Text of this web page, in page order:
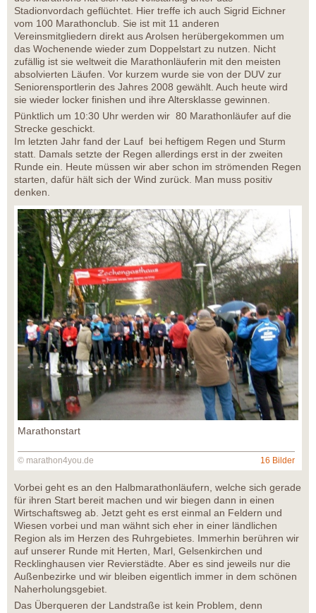
Stadionvordach geflüchtet. Hier treffe ich auch Sigrid Eichner
vom 100 Marathonclub. Sie ist mit 11 anderen
Vereinsmitgliedern direkt aus Arolsen herübergekommen um
das Wochenende wieder zum Doppelstart zu nutzen. Nicht
zufällig ist sie weltweit die Marathonläuferin mit den meisten
absolvierten Läufen. Vor kurzem wurde sie von der DUV zur
Seniorensportlerin des Jahres 2008 gewählt. Auch heute wird
sie wieder locker finishen und ihre Altersklasse gewinnen.
Pünktlich um 10:30 Uhr werden wir 80 Marathonläufer auf die
Strecke geschickt.
Im letzten Jahr fand der Lauf bei heftigem Regen und Sturm
statt. Damals setzte der Regen allerdings erst in der zweiten
Runde ein. Heute müssen wir aber schon im strömenden Regen
starten, dafür hält sich der Wind zurück. Man muss positiv
denken.
Marathonstart
© marathon4you.de 16 Bilder
Vorbei geht es an den Halbmarathonläufern, welche sich gerade
für ihren Start bereit machen und wir biegen dann in einen
Wirtschaftsweg ab. Jetzt geht es erst einmal an Feldern und
Wiesen vorbei und man wähnt sich eher in einer ländlichen
Region als im Herzen des Ruhrgebietes. Immerhin berühren wir
auf unserer Runde mit Herten, Marl, Gelsenkirchen und
Recklinghausen vier Revierstädte. Aber es sind jeweils nur die
Außenbezirke und wir bleiben eigentlich immer in dem schönen
Naherholungsgebiet.
Das Überqueren der Landstraße ist kein Problem, denn